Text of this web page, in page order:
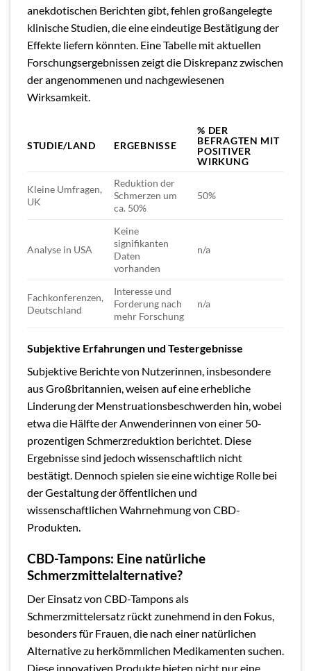
anekdotischen Berichten gibt, fehlen großangelegte
klinische Studien, die eine eindeutige Bestätigung der
Effekte liefern könnten. Eine Tabelle mit aktuellen
Forschungsergebnissen zeigt die Diskrepanz zwischen
der angenommenen und nachgewiesenen
Wirksamkeit.
STUDIE/LAND ERGEBNISSE
% DER
BEFRAGTEN MIT
POSITIVER
WIRKUNG
Kleine Umfragen,
UK
Reduktion der
Schmerzen um
ca. 50%
50%
Analyse in USA
Keine
signifikanten
Daten
vorhanden
n/a
Fachkonferenzen,
Deutschland
Interesse und
Forderung nach
mehr Forschung
n/a
Subjektive Erfahrungen und Testergebnisse
Subjektive Berichte von Nutzerinnen, insbesondere
aus Großbritannien, weisen auf eine erhebliche
Linderung der Menstruationsbeschwerden hin, wobei
etwa die Hälfte der Anwenderinnen von einer 50-
prozentigen Schmerzreduktion berichtet. Diese
Ergebnisse sind jedoch wissenschaftlich nicht
bestätigt. Dennoch spielen sie eine wichtige Rolle bei
der Gestaltung der öffentlichen und
wissenschaftlichen Wahrnehmung von CBD-
Produkten.
CBD-Tampons: Eine natürliche
Schmerzmittelalternative?
Der Einsatz von CBD-Tampons als
Schmerzmittelersatz rückt zunehmend in den Fokus,
besonders für Frauen, die nach einer natürlichen
Alternative zu herkömmlichen Medikamenten suchen.
Diese innovativen Produkte bieten nicht nur eine